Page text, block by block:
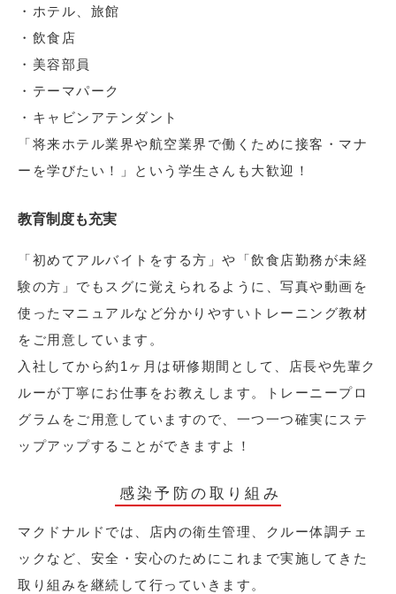
・ホテル、旅館
・飲食店
・美容部員
・テーマパーク
・キャビンアテンダント
「将来ホテル業界や航空業界で働くために接客・マナ
ーを学びたい！」という学生さんも大歓迎！
教育制度も充実
「初めてアルバイトをする方」や「飲食店勤務が未経
験の方」でもスグに覚えられるように、写真や動画を
使ったマニュアルなど分かりやすいトレーニング教材
をご用意しています。
入社してから約1ヶ月は研修期間として、店長や先輩ク
ルーが丁寧にお仕事をお教えします。トレーニープロ
グラムをご用意していますので、一つ一つ確実にステ
ップアップすることができますよ！
感染予防の取り組み
マクドナルドでは、店内の衛生管理、クルー体調チェ
ックなど、安全・安心のためにこれまで実施してきた
取り組みを継続して行っていきます。